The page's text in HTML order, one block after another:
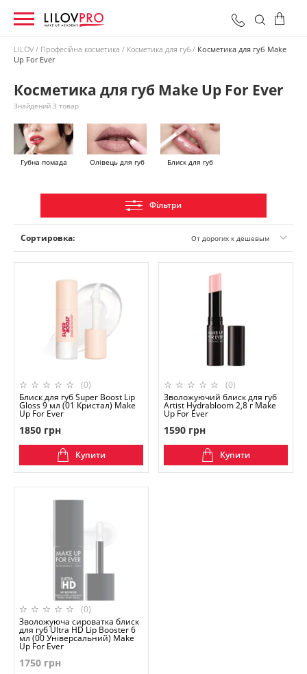
LILOV Професійна косметика Косметика для губ
Косметика для губ Make
Up For Ever
Косметика для губ Make Up For Ever
Знайдений 3 товар
Губна помада Олівець для губ Блиск для губ
Фільтри
Сортировка: От дорогих к дешевым
(0)
Блиск для губ Super Boost Lip
Gloss 9 мл (01 Кристал) Make
Up For Ever
1850 грн
Купити
(0)
Зволожуючий блиск для губ
Artist Hydrabloom 2,8 г Make
Up For Ever
1590 грн
Купити
(0)
Зволожуюча сироватка блиск
для губ Ultra HD Lip Booster 6
мл (00 Універсальний) Make
Up For Ever
1750 грн